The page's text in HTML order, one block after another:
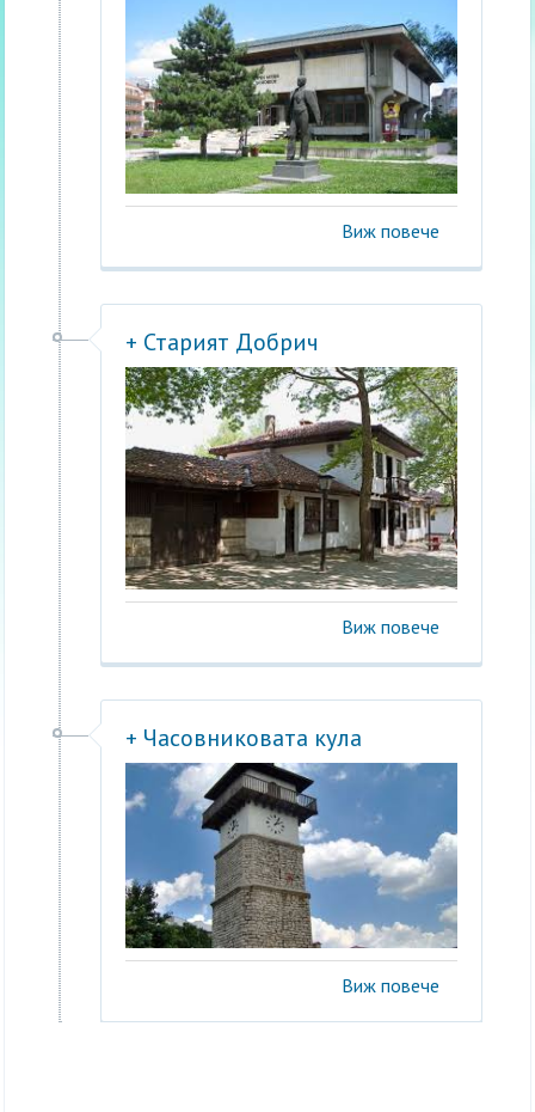
Виж повече
+ Старият Добрич
Виж повече
+ Часовниковата кула
Виж повече